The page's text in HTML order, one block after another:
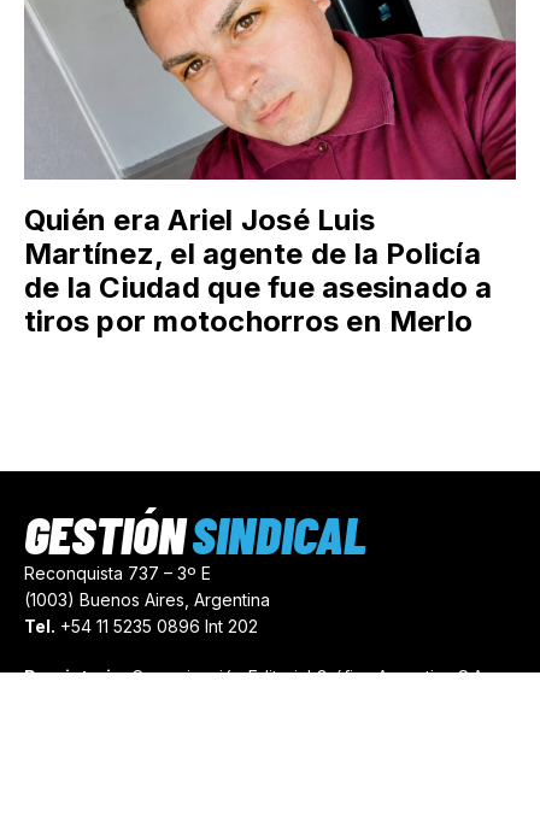
Quién era Ariel José Luis
Martínez, el agente de la Policía
de la Ciudad que fue asesinado a
tiros por motochorros en Merlo
Reconquista 737 – 3º E
(1003) Buenos Aires, Argentina
Tel. +54 11 5235 0896 Int 202
Propietario:Comunicación Editorial Gráfica Argentina S.A.
GESTIÓNSINDICAL